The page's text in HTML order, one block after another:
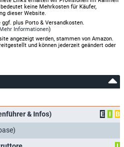
keine Mehrkosten für Käufer,
dieser Website.
ggf. plus Porto & Versandkosten.
Mehr Informationen)
angezeigt werden, stammen von Amazon.
und können jederzeit geändert oder
& Infos) E I
B